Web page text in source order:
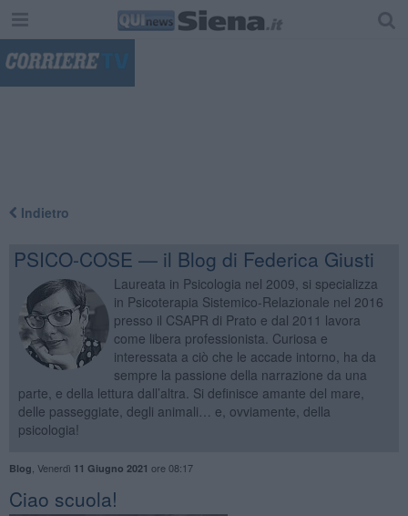
Indietro
PSICO-COSE — il Blog di Federica Giusti
Laureata in Psicologia nel 2009, si specializza
in Psicoterapia Sistemico-Relazionale nel 2016
presso il CSAPR di Prato e dal 2011 lavora
come libera professionista. Curiosa e
interessata a ciò che le accade intorno, ha da
sempre la passione della narrazione da una
parte, e della lettura dall’altra. Si definisce amante del mare,
delle passeggiate, degli animali… e, ovviamente, della
psicologia!
Blog Venerdì 11 Giugno 2021 ore 08:17
​Ciao scuola!